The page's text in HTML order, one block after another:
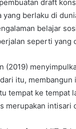
draft
berlaku di
belajar
seperti yang
itu,
tempat ke tempat
merupakan intisari